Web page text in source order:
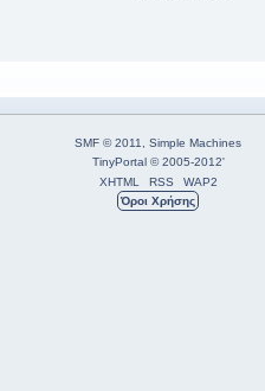
SMF © 2011, Simple Machines
TinyPortal © 2005-2012'
XHTML
RSS
WAP2
Όροι Χρήσης